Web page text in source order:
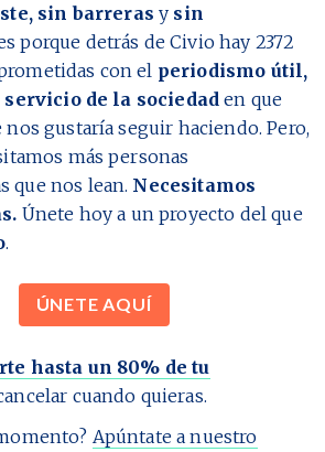
sin barreras y sin
porque detrás de Civio hay 2372
con el periodismo útil,
de la sociedad en que
nos gustaría seguir haciendo. Pero,
más personas
que nos lean. Necesitamos
Únete hoy a un proyecto del que
.
ÚNETE AQUÍ
hasta un 80% de tu
cuando quieras.
Apúntate a nuestro